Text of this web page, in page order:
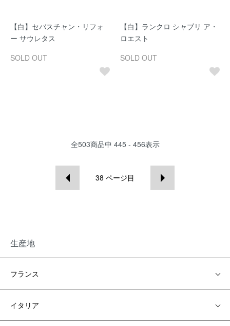
【白】セバスチャン・リフォ
ー サウレタス
SOLD OUT
【白】ランクロ シャブリ ア・
ロエスト
SOLD OUT
全503商品中 445 - 456表示
38 ページ目
生産地
フランス
イタリア